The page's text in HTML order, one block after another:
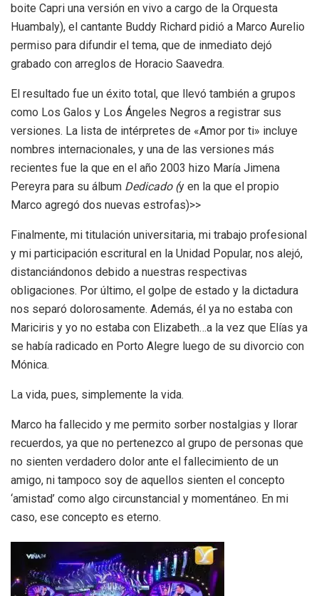
boite Capri una versión en vivo a cargo de la Orquesta
Huambaly), el cantante Buddy Richard pidió a Marco Aurelio
permiso para difundir el tema, que de inmediato dejó
grabado con arreglos de Horacio Saavedra.
El resultado fue un éxito total, que llevó también a grupos
como Los Galos y Los Ángeles Negros a registrar sus
versiones. La lista de intérpretes de «Amor por ti» incluye
nombres internacionales, y una de las versiones más
recientes fue la que en el año 2003 hizo María Jimena
Pereyra para su álbum Dedicado (y en la que el propio
Marco agregó dos nuevas estrofas)>>
Finalmente, mi titulación universitaria, mi trabajo profesional
y mi participación escritural en la Unidad Popular, nos alejó,
distanciándonos debido a nuestras respectivas
obligaciones. Por último, el golpe de estado y la dictadura
nos separó dolorosamente. Además, él ya no estaba con
Mariciris y yo no estaba con Elizabeth…a la vez que Elías ya
se había radicado en Porto Alegre luego de su divorcio con
Mónica.
La vida, pues, simplemente la vida.
Marco ha fallecido y me permito sorber nostalgias y llorar
recuerdos, ya que no pertenezco al grupo de personas que
no sienten verdadero dolor ante el fallecimiento de un
amigo, ni tampoco soy de aquellos sienten el concepto
‘amistad’ como algo circunstancial y momentáneo. En mi
caso, ese concepto es eterno.